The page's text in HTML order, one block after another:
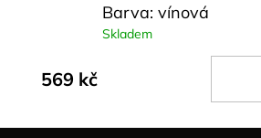
Barva: vínová
Skladem
569 kč